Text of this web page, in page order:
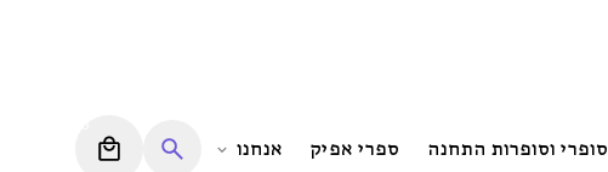
סופרי וסופרות התחנה ספרי אפיק אנחנו